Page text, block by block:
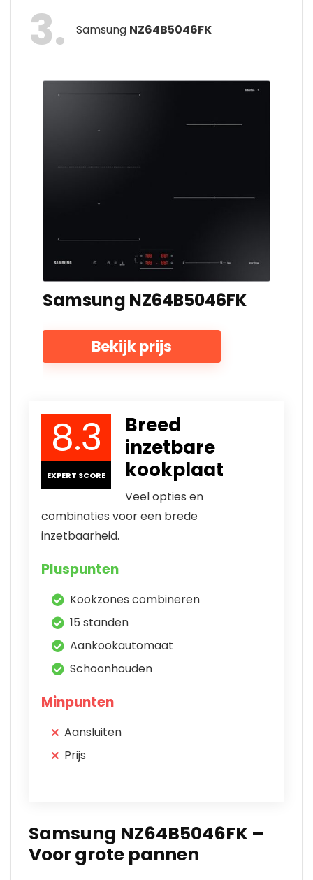
3 Samsung NZ64B5046FK
Samsung NZ64B5046FK
Bekijk prijs
8.3
EXPERT SCORE
Breed
inzetbare
kookplaat
Veel opties en
combinaties voor een brede
inzetbaarheid.
Pluspunten
Kookzones combineren
15 standen
Aankookautomaat
Schoonhouden
Minpunten
Aansluiten
Prijs
Samsung NZ64B5046FK –
Voor grote pannen